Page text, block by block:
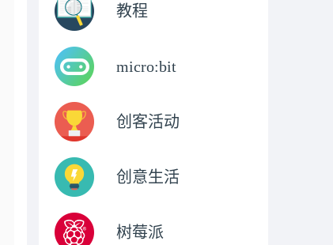
教程
micro:bit
创客活动
创意生活
树莓派